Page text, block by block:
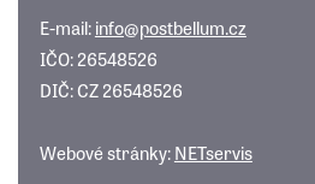
E-mail:info@postbellum.cz
IČO: 26548526
DIČ: CZ 26548526
Webové stránky:NETservis